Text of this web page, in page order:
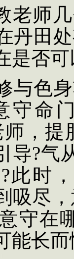
老师
丹田
是否
与色
守命
，提
导?气
此时
吸尽
守在
能长